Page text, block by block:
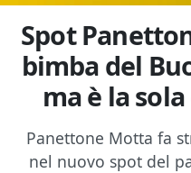
Spot
bimba del
ma è la
Panettone Motta fa
nel nuovo spot del